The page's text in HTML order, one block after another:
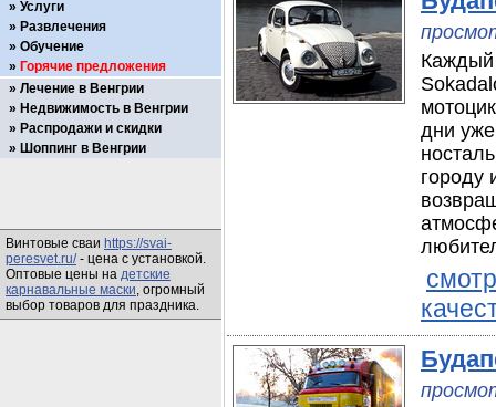
Каждый
дни уже
городу
Услуги
Развлечения
Обучение
Горячие предложения
Лечение в Венгрии
Недвижимость в Венгрии
Распродажи и скидки
Шоппинг в Венгрии
Винтовые сваи https://svai-
peresvet.ru/- цена с установкой.
Оптовые цены на детские
карнавальные маски, огромный
выбор товаров для праздника.